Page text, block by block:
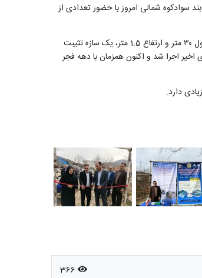
سوادکوه شمالی امروز با حضور تعدادی از
مدیر دفتر مشارکت‌های مردمی و طرح‌های زودبازده شرکت آب منطقه‌ای مازندران در این باره گفت: این طرح شامل یک سازه تثبیت بستر پلکانی از جنس بتن مسلح به طول ۳۰ متر و ارتفاع 1.5 متر، یک سازه تثیبت
آب و دیوار حفاظتی است که در مجموع با ۸۰ میلیارد ریال اعتبار طی ماه‌های اخیر اجرا شد و اکنون همزمان با دهه فجر
دارد.
366